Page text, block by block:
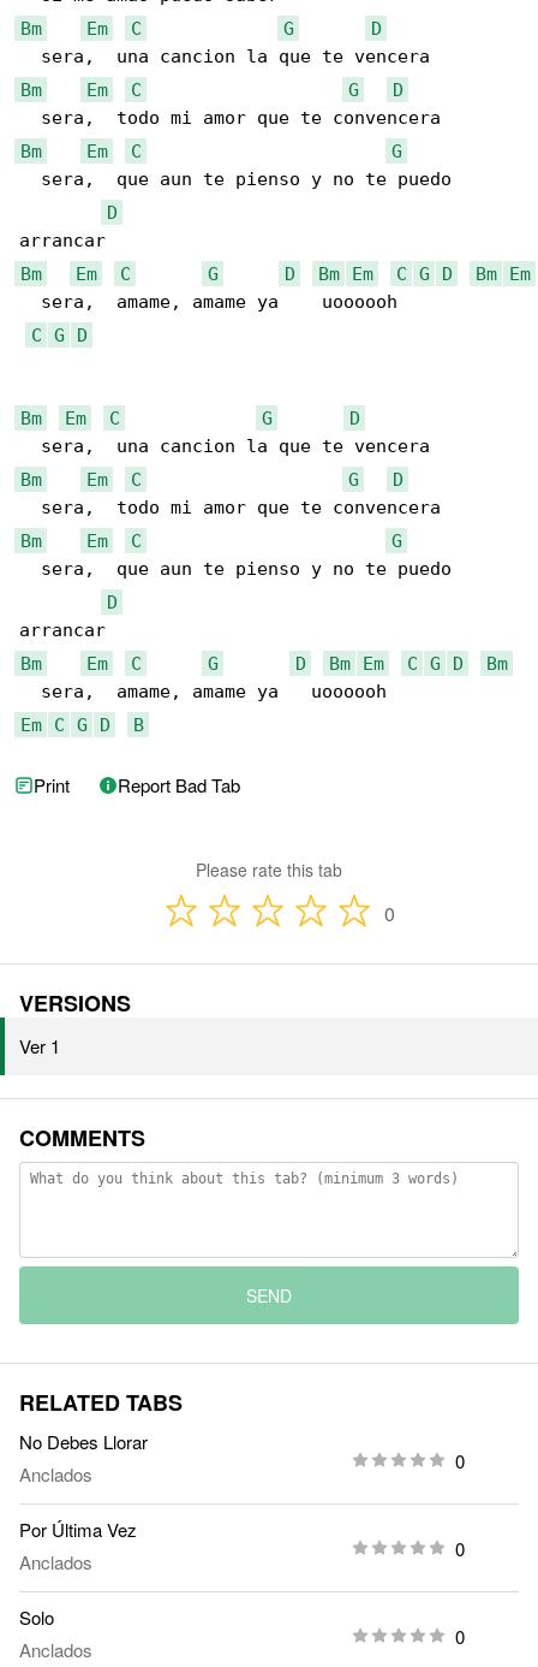
Bm
Em C G
D
Bm
Em C G
D
Bm
Em C
G
  sera,  que aun te pienso y no te puedo
D
Bm
Em C G D Bm Em C G D Bm
Em
  sera,  amame, amame ya    uoooooh
C
G D
Bm Em C G
D
Bm
Em C G
D
Bm
Em C
G
  sera,  que aun te pienso y no te puedo
D
Bm
Em C G D Bm Em C G D
Bm
Em
C G D B
Print Report Bad Tab
Please rate this tab
0
VERSIONS
Ver 1
COMMENTS
SEND
RELATED TABS
No Debes Llorar
Anclados
0
Por Última Vez
Anclados
0
Solo
Anclados
0